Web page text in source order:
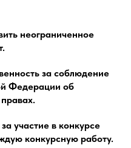
неограниченное
за соблюдение
Федерации об
участие в конкурсе
конкурсную работу.